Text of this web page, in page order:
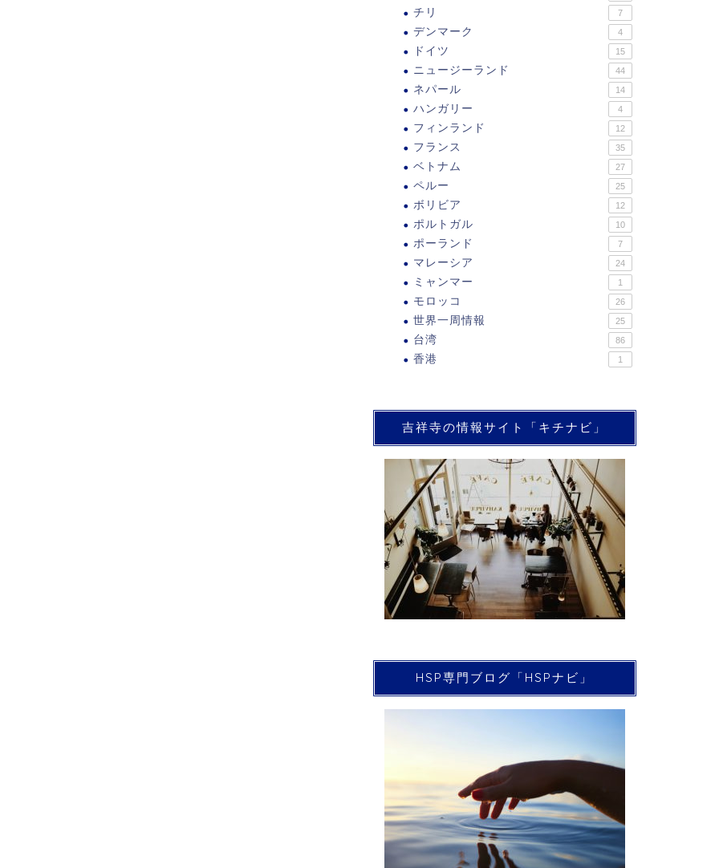
チリ 7
デンマーク 4
ドイツ 15
ニュージーランド 44
ネパール 14
ハンガリー 4
フィンランド 12
フランス 35
ベトナム 27
ペルー 25
ボリビア 12
ポルトガル 10
ポーランド 7
マレーシア 24
ミャンマー 1
モロッコ 26
世界一周情報 25
台湾 86
香港 1
吉祥寺の情報サイト「キチナビ」
HSP専門ブログ「HSPナビ」